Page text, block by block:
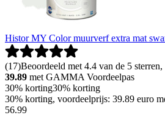
Histor MY Color muurverf extra mat
(17)Beoordeeld met 4.4 van de 5
39.89 met GAMMA Voordeelpas
30% korting30% korting
30% korting, voordeelprijs: 39.89 euro
56.99